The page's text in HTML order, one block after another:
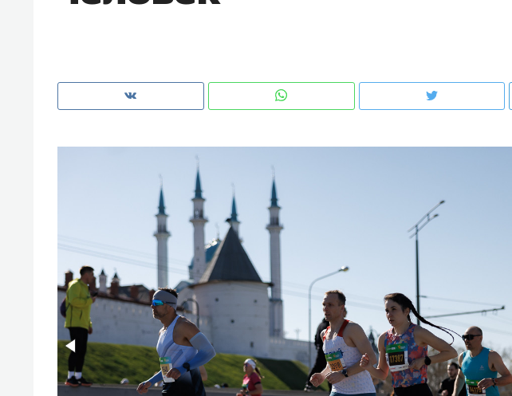
Рекомендуем
Как ГК «МИР ГРУПП» и ВТБ
создают оазис жилого
комфорта под Казанью
Рекомендуем
150 камер до квартиры и Face
ID вместо ключа: какой будет
безопасность в ЖК «Нова»